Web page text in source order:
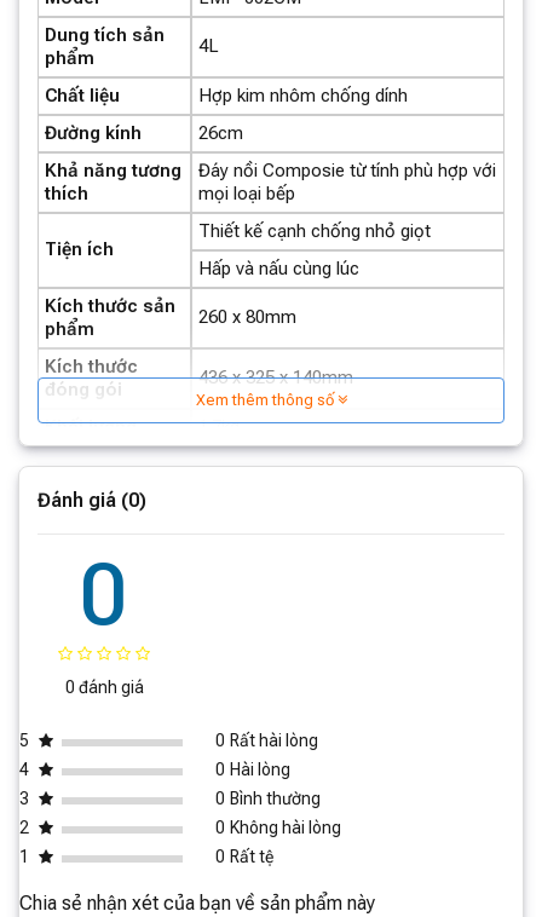
Nồi Lumias LMP-002CM được chế tạo từ nhôm đúc
nguyên khối với 6 lớp, mang lại độ bền và khả năng
truyền nhiệt tốt. Công nghệ đúc nguyên khối giúp sản
vênh, đồng thời tạo ra bề mặt nhẵn mịn, dễ dàng vệ sinh
bảo sự phân bố nhiệt đồng đều, góp phần làm cho món
ăn được chín đều và thơm ngon hơn.
Dung tích sản
phẩm
4L
Chất liệu
Hợp kim nhôm chống dính
Đường kính
26cm
Khả năng tương
thích
Đáy nồi Composie từ tính phù hợp với
mọi loại bếp
Tiện ích
Thiết kế cạnh chống nhỏ giọt
Hấp và nấu cùng lúc
Kích thước sản
phẩm
260 x 80mm
Kích thước
đóng gói
436 x 325 x 140mm
Khối lượng
1.7kg
Tổng khối
lượng
Xem thêm thông số
Đánh giá (0)
0
0 đánh giá
5 0 Rất hài lòng
4
0 Hài lòng
3
0 Bình thường
2
0 Không hài lòng
1
0 Rất tệ
Chia sẻ nhận xét của bạn về sản phẩm này